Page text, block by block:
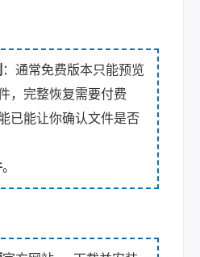
：通常免费版本只能预览
，完整恢复需要付费
已能让你确认文件是否
。